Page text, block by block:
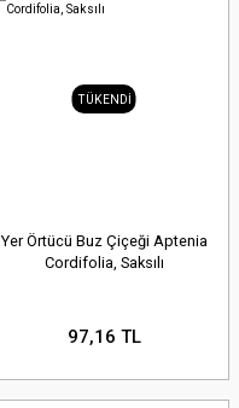
TÜKENDİ
Yer Örtücü Buz Çiçeği Aptenia
Cordifolia, Saksılı
97,16 TL